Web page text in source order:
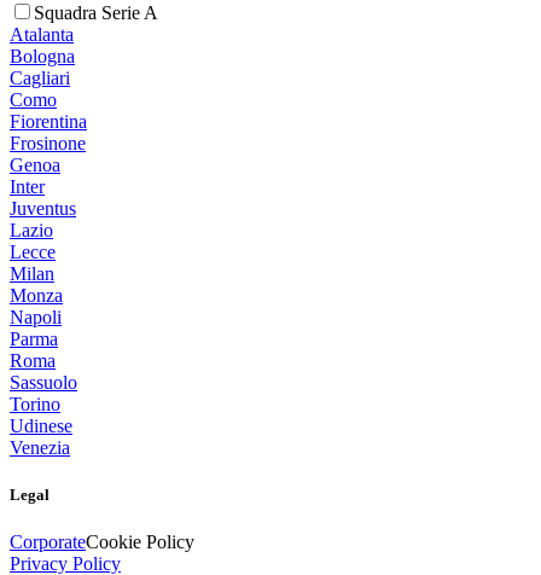
Squadra Serie A
Atalanta
Bologna
Cagliari
Como
Fiorentina
Frosinone
Genoa
Inter
Juventus
Lazio
Lecce
Milan
Monza
Napoli
Parma
Roma
Sassuolo
Torino
Udinese
Venezia
Legal
CorporateCookie Policy
Privacy Policy